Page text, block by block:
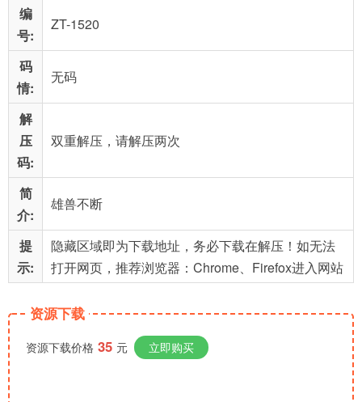
编
号:
ZT-1520
码
情:
无码
解
压
码:
双重解压，请解压两次
简
介:
雄兽不断
提
示:
隐藏区域即为下载地址，务必下载在解压！如无法
打开网页，推荐浏览器：Chrome、Firefox进入网站
资源下载
资源下载价格 35 元 立即购买